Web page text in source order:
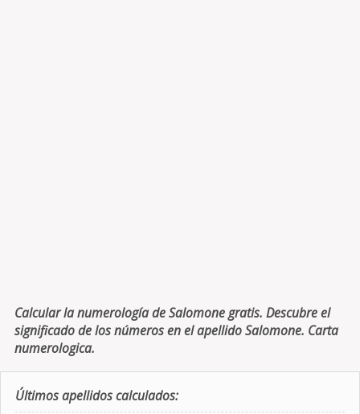
Calcular la numerología de Salomone gratis. Descubre el
significado de los números en el apellido Salomone. Carta
numerologica.
Últimos apellidos calculados: